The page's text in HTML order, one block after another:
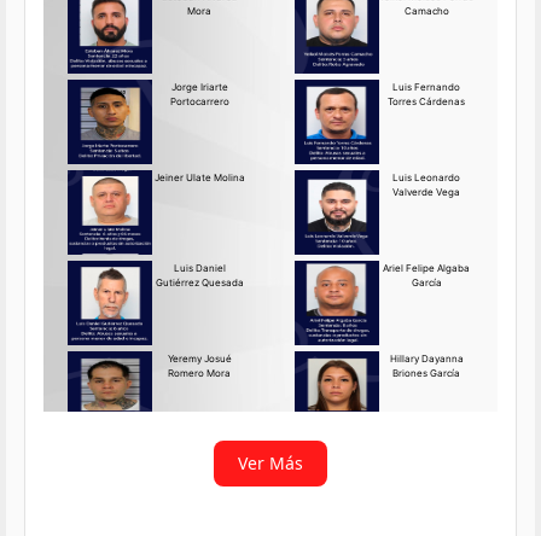
Requerido OIJ Puntarenas:
2069-2026
Agosto 03, 2026
Persona requerida
La Delegación Regional de
Puntarenas del Organismo de
Investigación
Ver más
Ver Más